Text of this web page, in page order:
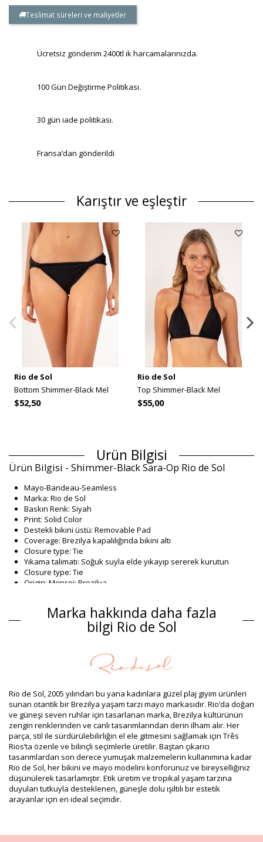
Teslimat süreleri ve maliyetler
Ücretsiz gönderim 2400tl ık harcamalarınızda.
100 Gün Değiştirme Politikası.
30 gün iade politikası.
Fransa’dan gönderildi
Karıştır ve eşleştir
Rio de Sol
Bottom Shimmer-Black Mel
$52,50
Rio de Sol
Top Shimmer-Black Mel
$55,00
Ürün Bilgisi
Ürün Bilgisi - Shimmer-Black Sara-Op Rio de Sol
Mayo-Bandeau-Seamless
Marka: Rio de Sol
Baskın Renk: Siyah
Print: Solid Color
Destekli bikini üstü: Removable Pad
Coverage: Brezilya kapalılığında bikini altı
Closure type: Tie
Yıkama talimatı: Soğuk suyla elde yıkayıp sererek kurutun
Closure type: Tie
Origin: Menşei: Brezilya
Alaşım
Alaşım: 84% Biodegradable Nylon (AMNI SOUL ECO), 16%
Astar: 84% Biodegradable Nylon (AMNI SOUL ECO), 16%
Spandex (LYCRA) - OEKO-TEX - Chlorine Resistant
UV Protection: UPF 50+
Ürün bilgisi
Departman: Kadin, Mayo
Paket içeriği: 1 x Mayo (Diğer aksesuarlar dahil değildir)
HS CODE: 6112.41.0010
SKU: 1981127028
EAN: XS (7899810456816), S (7899810456823), M (7899810456830),
L (7899810456847), XL (7899810457028)
Ağırlık: 115g / 0.25lb / 4.06oz
Rötuşlanmış fotoğraflar
Yıkama ve bakım talimatları
Yeni bikini setinizden birkaç mevsim keyif almak ister misiniz? Eğer
Marka hakkında daha fazla
bilgi Rio de Sol
Rio de Sol, 2005 yılından bu yana kadınlara güzel plaj giyim ürünleri
sunan otantik bir Brezilya yaşam tarzı mayo markasıdır. Rio’da doğan
ve güneşi seven ruhlar için tasarlanan marka, Brezilya kültürünün
zengin renklerinden ve canlı tasarımlarından derin ilham alır. Her
parça, stil ile sürdürülebilirliğin el ele gitmesini sağlamak için Três
Rios’ta özenle ve bilinçli seçimlerle üretilir. Baştan çıkarıcı
tasarımlardan son derece yumuşak malzemelerin kullanımına kadar
Rio de Sol, her bikini ve mayo modelini konforunuz ve bireyselliğiniz
düşünülerek tasarlamıştır. Etik üretim ve tropikal yaşam tarzına
duyulan tutkuyla desteklenen, güneşle dolu ışıltılı bir estetik
arayanlar için en ideal seçimdir.